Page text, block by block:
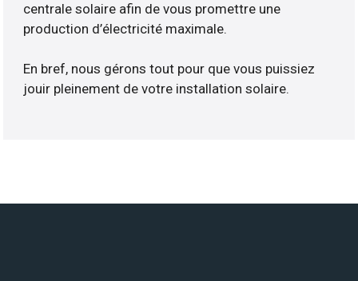
centrale solaire afin de vous promettre une
production d’électricité maximale.
En bref, nous gérons tout pour que vous puissiez
jouir pleinement de votre installation solaire.